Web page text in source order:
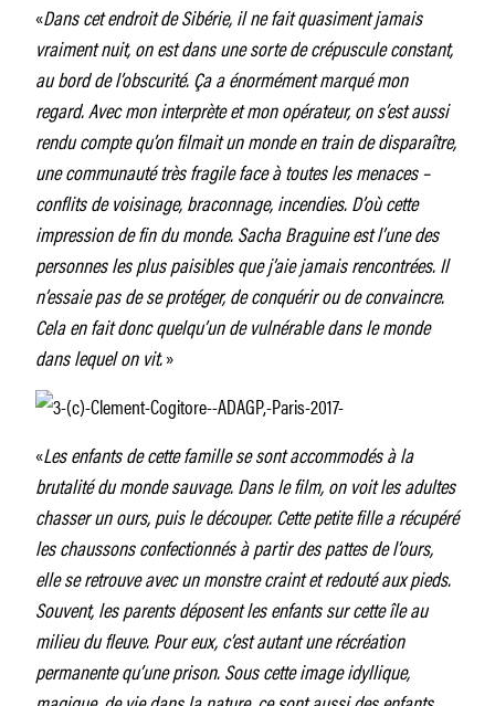
«Dans cet endroit de Sibérie, il ne fait quasiment jamais
vraiment nuit, on est dans une sorte de crépuscule constant,
au bord de l’obscurité. Ça a énormément marqué mon
regard. Avec mon interprète et mon opérateur, on s’est aussi
rendu compte qu’on filmait un monde en train de disparaître,
une communauté très fragile face à toutes les menaces –
conflits de voisinage, braconnage, incendies. D’où cette
impression de fin du monde. Sacha Braguine est l’une des
personnes les plus paisibles que j’aie jamais rencontrées. Il
n’essaie pas de se protéger, de conquérir ou de convaincre.
Cela en fait donc quelqu’un de vulnérable dans le monde
dans lequel on vit.»
«Les enfants de cette famille se sont accommodés à la
brutalité du monde sauvage. Dans le film, on voit les adultes
chasser un ours, puis le découper. Cette petite fille a récupéré
les chaussons confectionnés à partir des pattes de l’ours,
elle se retrouve avec un monstre craint et redouté aux pieds.
Souvent, les parents déposent les enfants sur cette île au
milieu du fleuve. Pour eux, c’est autant une récréation
permanente qu’une prison. Sous cette image idyllique,